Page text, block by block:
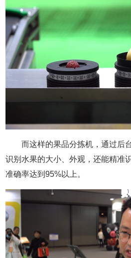
而这样的果品分拣机，通过后
识别水果的大小、外观，还能精准
准确率达到95%以上。